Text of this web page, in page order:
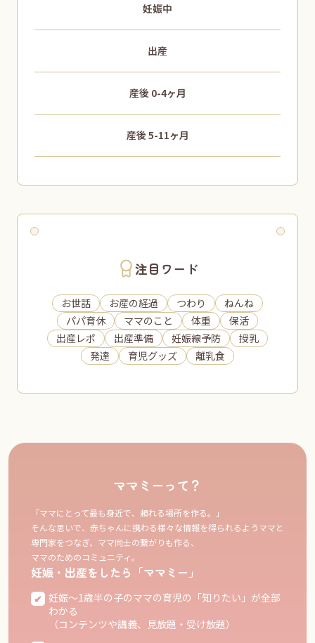
妊娠中
出産
産後 0-4ヶ月
産後 5-11ヶ月
注目ワード
お世話 お産の経過 つわり
ねんね
パパ育休
ママのこと 体重
保活
出産レポ
出産準備 妊娠線予防
授乳
発達
育児グッズ 離乳食
ママミーって？
「ママにとって最も身近で、頼れる場所を作る。」
そんな思いで、赤ちゃんに携わる様々な情報を得られるようママと
専門家をつなぎ、ママ同士の繋がりも作る、
ママのためのコミュニティ。
妊娠・出産をしたら「ママミー」
妊娠〜1歳半の子のママの育児の「知りたい」が全部
わかる
（コンテンツや講義、見放題・受け放題）